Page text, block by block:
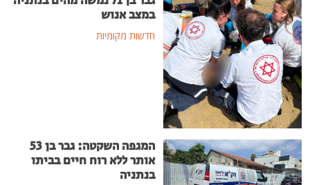
במצב אנוש
חדשות מקומיות
המגפה השקטה: גבר בן 53
אותר ללא רוח חיים בביתו
בנתניה